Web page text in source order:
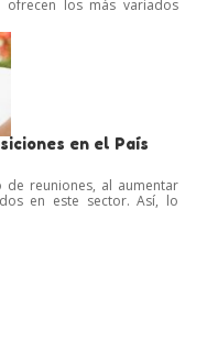
los más variados
en el País
de reuniones, al aumentar
en este sector. Así, lo